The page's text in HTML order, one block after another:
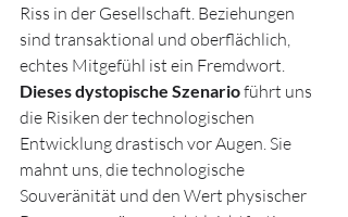
Riss in der Gesellschaft. Beziehungen
sind transaktional und oberflächlich,
echtes Mitgefühl ist ein Fremdwort.
Dieses dystopische Szenario führt uns
die Risiken der technologischen
Entwicklung drastisch vor Augen. Sie
mahnt uns, die technologische
Souveränität und den Wert physischer